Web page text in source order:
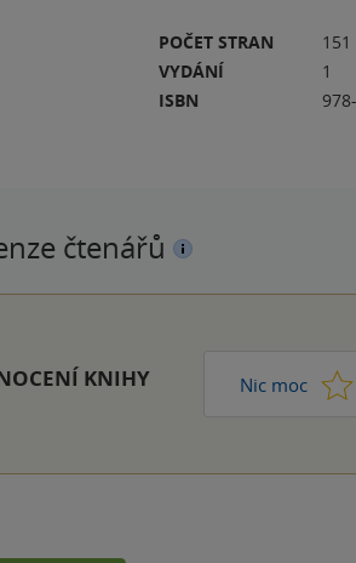
POČET STRAN
151
VYDÁNÍ
1
ISBN
čtenářů
KNIHY Nic moc 1